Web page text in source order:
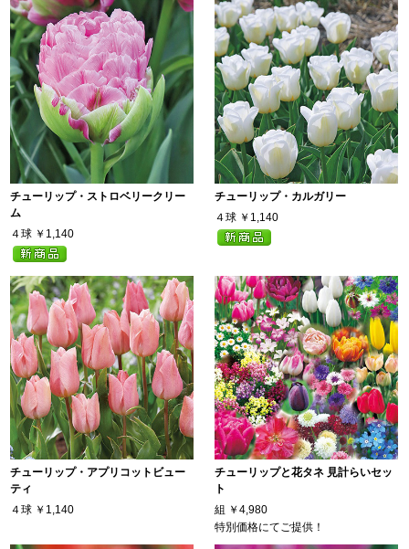
チューリップ・ストロベリークリー
ム
４球 ￥1,140
チューリップ・カルガリー
４球 ￥1,140
チューリップ・アプリコットビュー
ティ
４球 ￥1,140
チューリップと花タネ 見計らいセッ
ト
組 ￥4,980
特別価格にてご提供！